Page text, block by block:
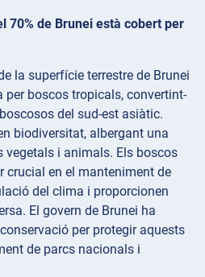
70% de Brunei està cobert per
la superfície terrestre de Brunei
boscos tropicals, convertint-
del sud-est asiàtic.
biodiversitat, albergant una
vegetals i animals. Els boscos
crucial en el manteniment de
del clima i proporcionen
El govern de Brunei ha
per protegir aquests
de parcs nacionals i